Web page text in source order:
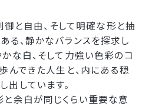
御と自由、そして明確な形と抽
る、静かなバランスを探求し
な白、そして力強い色彩のコ
んできた人生と、内にある穏
しています。
と余白が同じくらい重要な意